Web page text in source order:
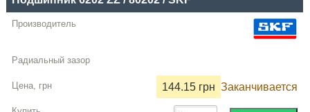
144.15 грн Заканчивается